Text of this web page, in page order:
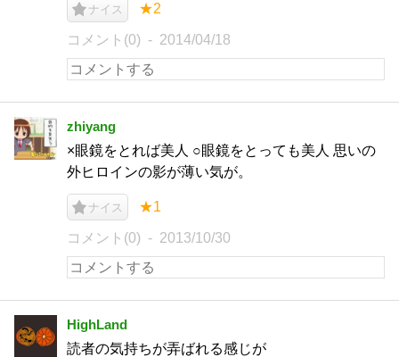
ナイス ★2
コメント(0) 2014/04/18
zhiyang
×眼鏡をとれば美人 ○眼鏡をとっても美人 思いの
外ヒロインの影が薄い気が。
ナイス ★1
コメント(0) 2013/10/30
HighLand
読者の気持ちが弄ばれる感じが